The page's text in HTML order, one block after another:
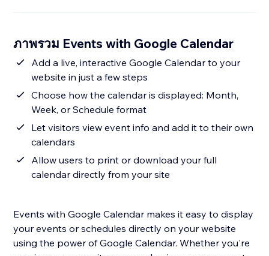
ภาพรวม Events with Google Calendar
Add a live, interactive Google Calendar to your
website in just a few steps
Choose how the calendar is displayed: Month,
Week, or Schedule format
Let visitors view event info and add it to their own
calendars
Allow users to print or download your full
calendar directly from your site
Events with Google Calendar makes it easy to display
your events or schedules directly on your website
using the power of Google Calendar. Whether you're